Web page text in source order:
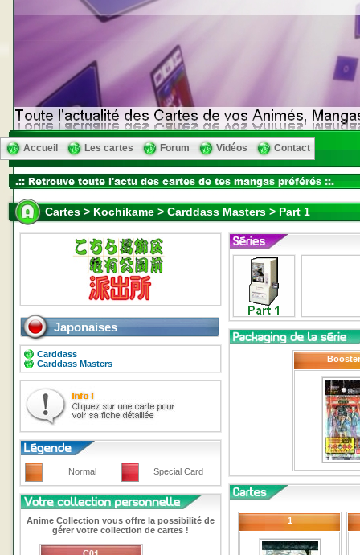
Accueil Les cartes Forum Vidéos Contact
Cartes > Kochikame > Carddass Masters > Part 1
Japonaises
Carddass
Carddass Masters
Normal Special Card
Anime Collection vous offre la possibilité de
gérer votre collection de cartes !
Booster
1